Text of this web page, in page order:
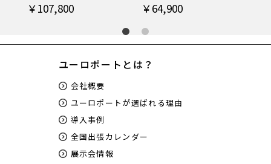
￥107,800
￥64,900
ユーロポートとは？
会社概要
ユーロポートが選ばれる理由
導入事例
全国出張カレンダー
展示会情報